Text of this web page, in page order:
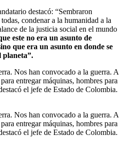
destacó: “Sembraron
condenar a la humanidad a la
de la justicia social en el mundo
este no era un asunto de
que era un asunto en donde se
planeta”.
Nos han convocado a la guerra. A
entregar máquinas, hombres para
el jefe de Estado de Colombia.
Nos han convocado a la guerra. A
entregar máquinas, hombres para
el jefe de Estado de Colombia.